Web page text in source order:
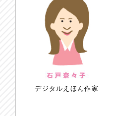
デジタルえほん作家